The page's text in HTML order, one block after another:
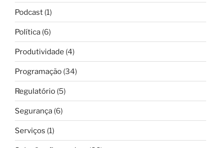
Podcast (1)
Política (6)
Produtividade (4)
Programação (34)
Regulatório (5)
Segurança (6)
Serviços (1)